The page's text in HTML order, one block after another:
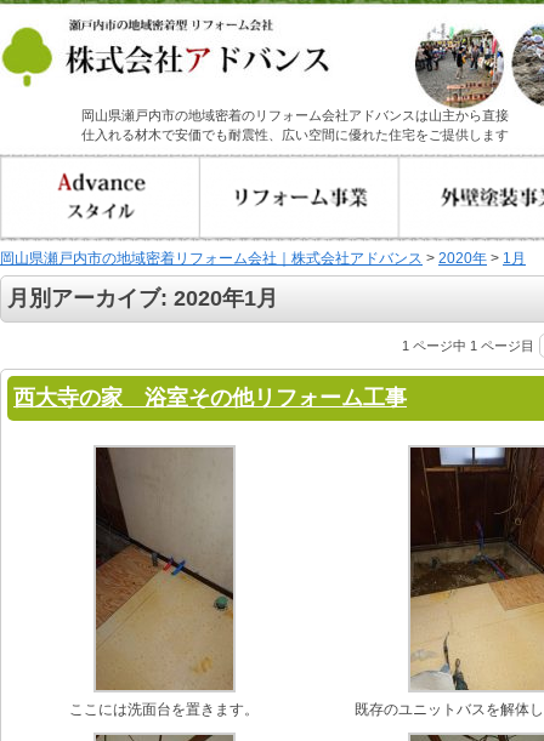
岡山県瀬戸内市の地域密着のリフォーム会社アドバンスは山主から直接
仕入れる材木で安価でも耐震性、広い空間に優れた住宅をご提供します
岡山県瀬戸内市の地域密着リフォーム会社｜株式会社アドバンス > 2020年 > 1月
月別アーカイブ: 2020年1月
1 ページ中 1 ページ目
西大寺の家 浴室その他リフォーム工事
ここには洗面台を置きます。 既存のユニットバスを解体